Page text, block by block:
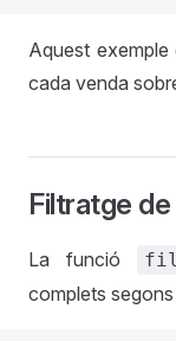
Aquest exemple
cada venda
Filtratge
La funció
complets